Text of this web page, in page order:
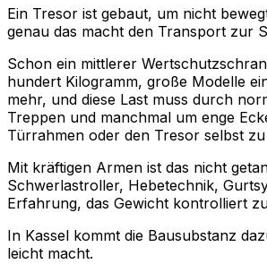
Ein Tresor ist gebaut, um nicht
genau das macht den Transport zur
Schon ein mittlerer
hundert Kilogramm, große Modelle
mehr, und diese Last muss durch
Treppen und manchmal um enge
Türrahmen oder den Tresor selbst zu
Mit kräftigen Armen ist das nicht
Schwerlastroller, Hebetechnik,
Erfahrung, das Gewicht kontrolliert
In Kassel kommt die Bausubstanz
leicht macht.